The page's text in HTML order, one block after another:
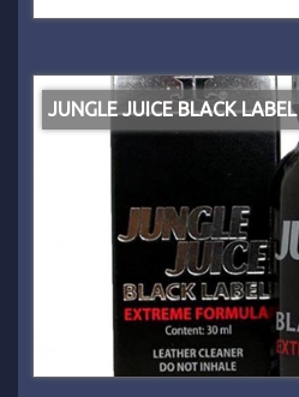
JUNGLE JUICE BLACK LABEL